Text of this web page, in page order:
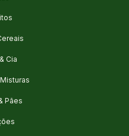
Cia
Pães